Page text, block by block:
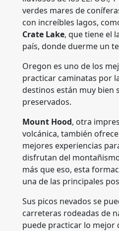
verdes mares de
con increíbles lagos,
Crate Lake, que tiene el
país, donde duerme un
Oregon es uno de los
practicar caminatas por
destinos están muy bien
preservados.
Mount Hood, otra
volcánica, también
mejores experiencias
disfrutan del
más que eso, esta
una de las principales
Sus picos nevados se
carreteras rodeadas de
puede practicar lo mejor